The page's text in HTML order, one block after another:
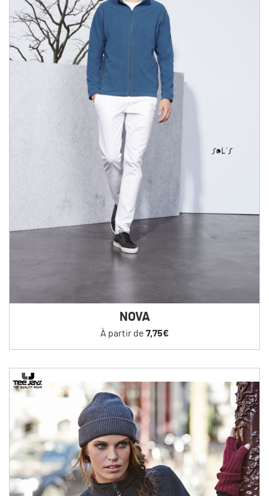
NOVA
À partir de 7,75€